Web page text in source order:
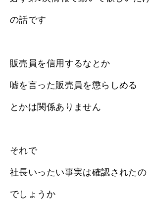
の話です
販売員を信用するなとか
嘘を言った販売員を懲らしめる
とかは関係ありません
それで
社長いったい事実は確認されたの
でしょうか